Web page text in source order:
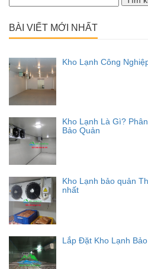
kiếm
BÀI VIẾT MỚI NHẤT
Kho Lạnh Công
Kho Lạnh Là Gì?
Bảo Quản
Kho Lạnh bảo quản
nhất
Lắp Đặt Kho Lạnh